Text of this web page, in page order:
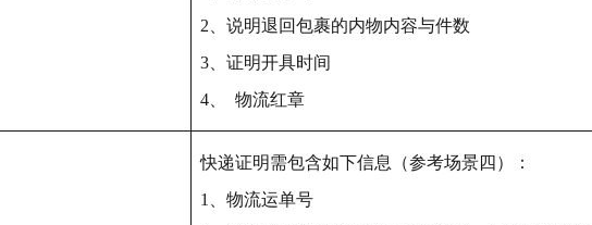
2、说明退回包裹的内物内容与件数
3、证明开具时间
4、 物流红章
快递证明需包含如下信息（参考场景四）：
1、物流运单号